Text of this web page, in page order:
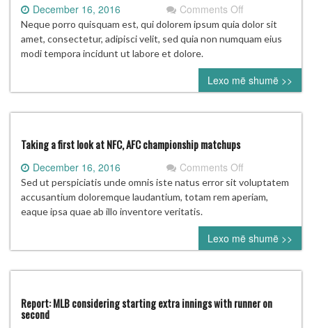
December 16, 2016 Comments Offon
Spring
training
Biggest
question
for
every
Neque porro quisquam est, qui dolorem ipsum quia dolor sit
amet, consectetur, adipisci velit, sed quia non numquam eius
modi tempora incidunt ut labore et dolore.
Lexo më shumë >>
Taking a first look at NFC, AFC championship matchups
December 16, 2016 Comments Offon
Taking
a
look
at
NFC,
AFC
matchups
Sed ut perspiciatis unde omnis iste natus error sit voluptatem
accusantium doloremque laudantium, totam rem aperiam,
eaque ipsa quae ab illo inventore veritatis.
Lexo më shumë >>
Report: MLB considering starting extra innings with runner on
second